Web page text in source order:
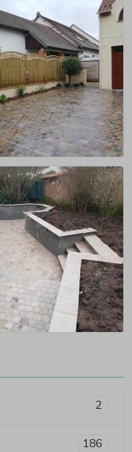
2
186